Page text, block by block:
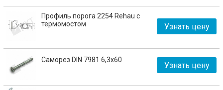
Профиль порога 2254 Rehau с
термомостом
Узнать цену
Саморез DIN 7981 6,3х60
Узнать цену